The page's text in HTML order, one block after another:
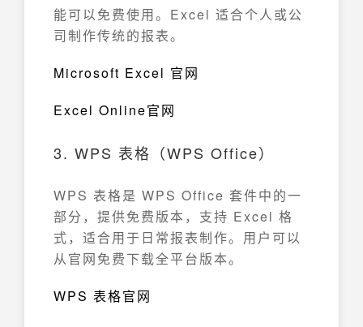
能可以免费使用。Excel 适合个人或公
司制作传统的报表。
Microsoft Excel 官网
Excel Online官网
3. WPS 表格（WPS Office）
WPS 表格是 WPS Office 套件中的一
部分，提供免费版本，支持 Excel 格
式，适合用于日常报表制作。用户可以
从官网免费下载全平台版本。
WPS 表格官网